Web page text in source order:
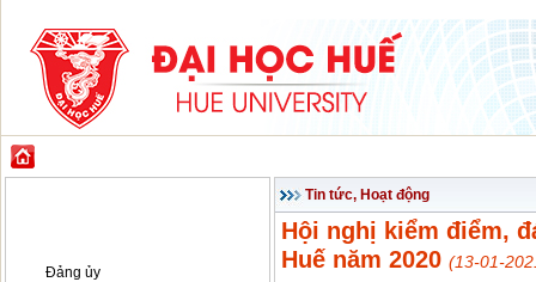
Đảng ủy
Tin tức, Hoạt động
Hội nghị kiểm điểm,
Huế năm 2020 (13-01-